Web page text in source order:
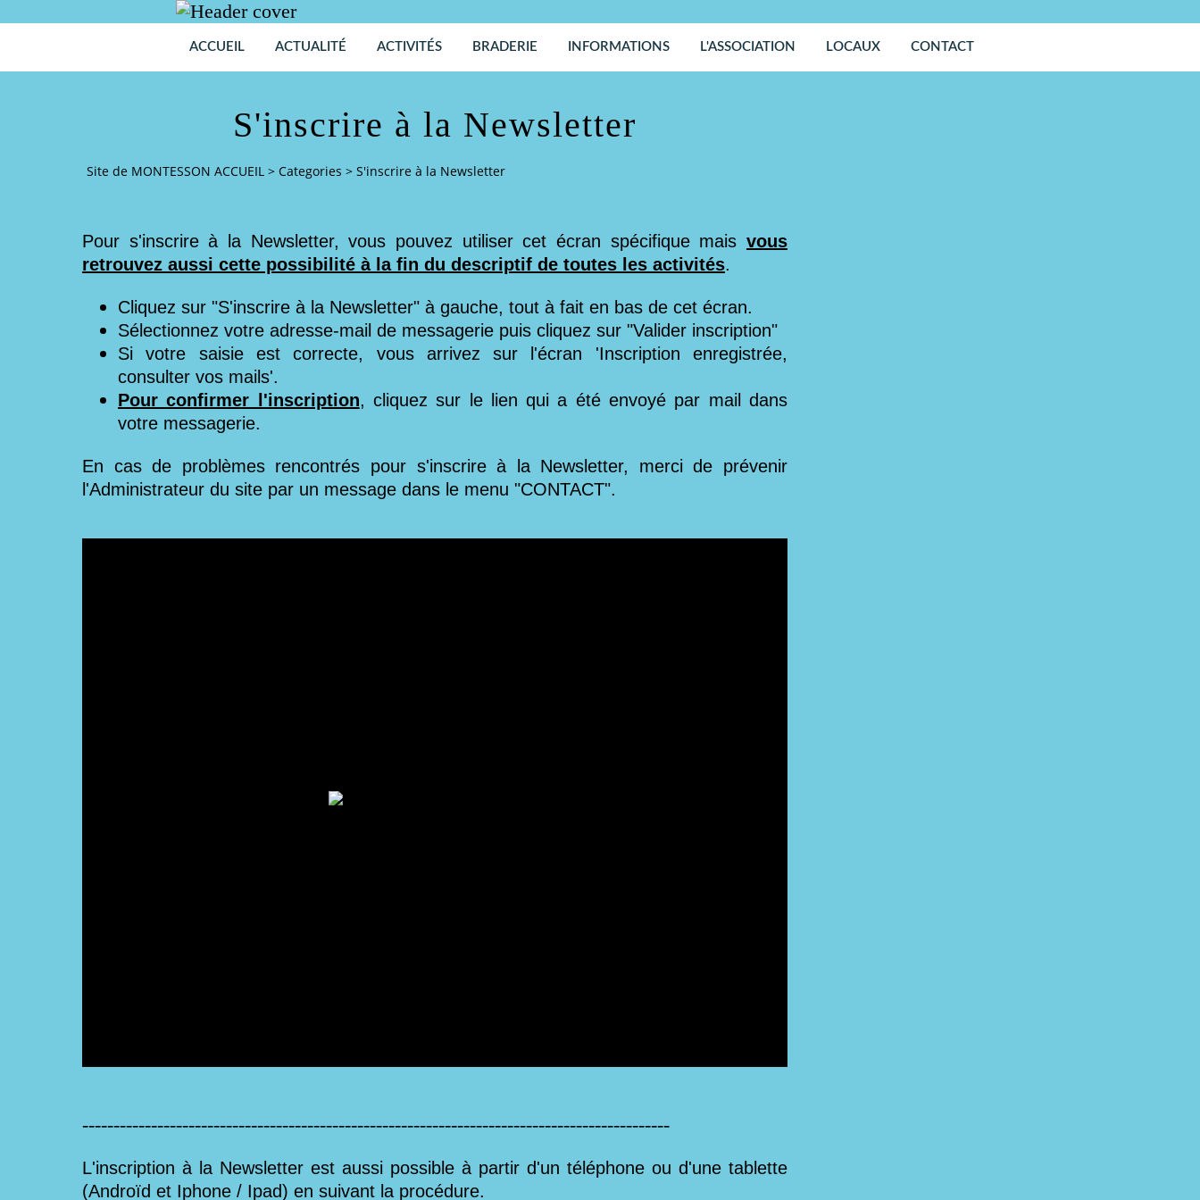
ACCUEIL ACTUALITÉ ACTIVITÉS BRADERIE INFORMATIONS L'ASSOCIATION LOCAUX CONTACT
S'inscrire à la Newsletter
Site de MONTESSON ACCUEIL > Categories > S'inscrire à la Newsletter
Pour s'inscrire à la Newsletter, vous pouvez utiliser cet écran spécifique mais vous
retrouvez aussi cette possibilité à la fin du descriptif de toutes les activités.
Cliquez sur "S'inscrire à la Newsletter" à gauche, tout à fait en bas de cet écran.
Sélectionnez votre adresse-mail de messagerie puis cliquez sur "Valider inscription"
Si votre saisie est correcte, vous arrivez sur l'écran 'Inscription enregistrée,
consulter vos mails'.
Pour confirmer l'inscription, cliquez sur le lien qui a été envoyé par mail dans
votre messagerie.
En cas de problèmes rencontrés pour s'inscrire à la Newsletter, merci de prévenir
l'Administrateur du site par un message dans le menu "CONTACT".
----------------------------------------------------------------------------------------------
L'inscription à la Newsletter est aussi possible à partir d'un téléphone ou d'une tablette
(Androïd et Iphone / Ipad) en suivant la procédure.